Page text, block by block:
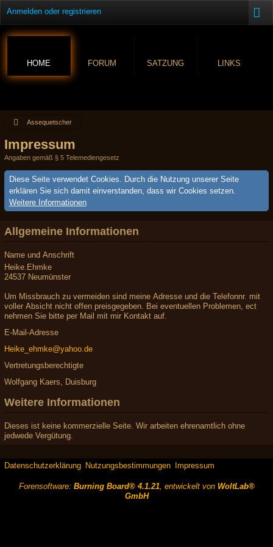
Anmelden oder registrieren
HOME FORUM SATZUNG LINKS
Assequetscher
Impressum
Angaben gemäß § 5 Telemediengesetz
Diese Seite verwendet Cookies. Durch die Nutzung unserer Seite
erklären Sie sich damit einverstanden, dass wir Cookies setzen.
Weitere Informationen
Allgemeine Informationen
Name und Anschrift
Heike.Ehmke
24537 Neumünster
Um Missbrauch zu vermeiden sind meine Adresse und die Telefonnr. mit
voller Absicht nicht offen preisgegeben. Bei eventuellen Problemen, ect
nehmen Sie bitte per Mail mit mir Kontakt auf.
E-Mail-Adresse
Heike_ehmke@yahoo.de
Vertretungsberechtigte
Wolfgang Kaers, Duisburg
Weitere Informationen
Dieses ist keine kommerzielle Seite. Wir arbeiten ehrenamtlich ohne
jedwede Vergütung.
Datenschutzerklärung Nutzungsbestimmungen Impressum
Forensoftware: Burning Board® 4.1.21, entwickelt von WoltLab®
GmbH